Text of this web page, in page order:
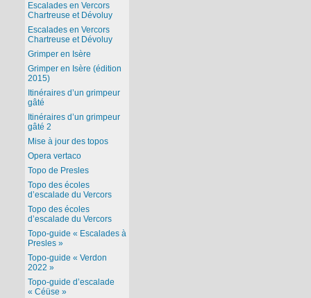
Escalades en Vercors
Chartreuse et Dévoluy
Escalades en Vercors
Chartreuse et Dévoluy
Grimper en Isère
Grimper en Isère (édition
2015)
Itinéraires d’un grimpeur
gâté
Itinéraires d’un grimpeur
gâté 2
Mise à jour des topos
Opera vertaco
Topo de Presles
Topo des écoles
d’escalade du Vercors
Topo des écoles
d’escalade du Vercors
Topo-guide « Escalades à
Presles »
Topo-guide « Verdon
2022 »
Topo-guide d’escalade
« Céüse »